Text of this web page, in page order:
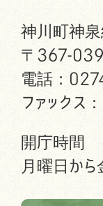
神川町神
〒367-
電話：
ファック
開庁時間
月曜日か